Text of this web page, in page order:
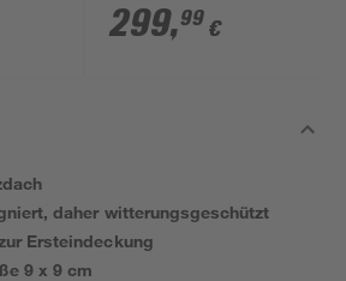
610' 6,4 m²
299,99 €
daher witterungsgeschützt
Ersteindeckung
9 x 9 cm